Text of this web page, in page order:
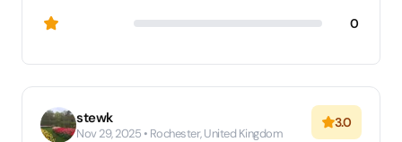
0
stewk
Nov 29, 2025 • Rochester, United Kingdom
3.0